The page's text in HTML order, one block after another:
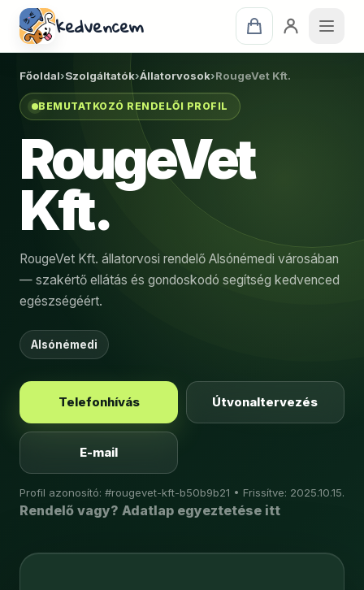
kedvencem
Főoldal›Szolgáltatók›Állatorvosok›RougeVet Kft.
BEMUTATKOZÓ RENDELŐI PROFIL
RougeVet
Kft.
RougeVet Kft. állatorvosi rendelő Alsónémedi városában
— szakértő ellátás és gondoskodó segítség kedvenced
egészségéért.
Alsónémedi
Telefonhívás Útvonaltervezés
E-mail
Profil azonosító: #rougevet-kft-b50b9b21 • Frissítve: 2025.10.15.
Rendelő vagy? Adatlap egyeztetése itt